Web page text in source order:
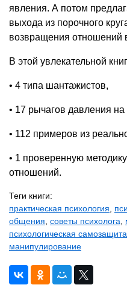
явления. А потом
выхода из порочного
возвращения отношений
В этой увлекательной
• 4 типа шантажистов,
• 17 рычагов давления
• 112 примеров из
• 1 проверенную
отношений.
Теги книги:
практическая психология,
общения, советы психолога,
психологическая самозащита
манипулирование